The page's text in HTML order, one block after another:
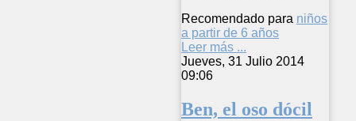
Recomendado para niños
a partir de 6 años
Leer más ...
Jueves, 31 Julio 2014
09:06
Ben, el oso dócil